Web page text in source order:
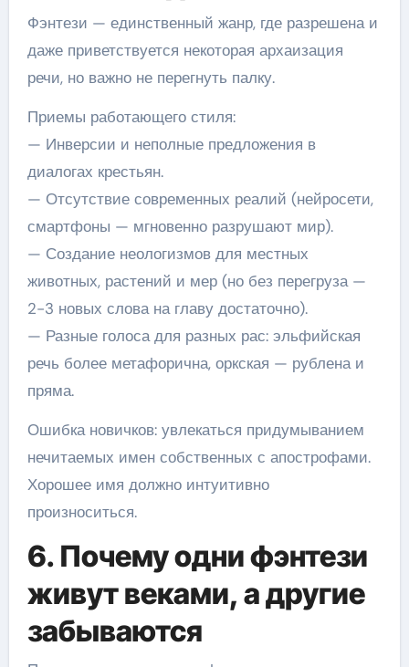
Фэнтези — единственный жанр, где разрешена и
даже приветствуется некоторая архаизация
речи, но важно не перегнуть палку.
Приемы работающего стиля:
— Инверсии и неполные предложения в
диалогах крестьян.
— Отсутствие современных реалий (нейросети,
смартфоны — мгновенно разрушают мир).
— Создание неологизмов для местных
животных, растений и мер (но без перегруза —
2-3 новых слова на главу достаточно).
— Разные голоса для разных рас: эльфийская
речь более метафорична, оркская — рублена и
пряма.
Ошибка новичков: увлекаться придумыванием
нечитаемых имен собственных с апострофами.
Хорошее имя должно интуитивно
произноситься.
6. Почему одни фэнтези
живут веками, а другие
забываются